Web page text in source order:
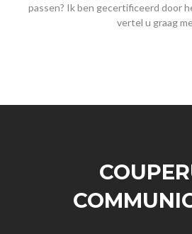
passen? Ik ben gecertificeerd door
vertel u graag